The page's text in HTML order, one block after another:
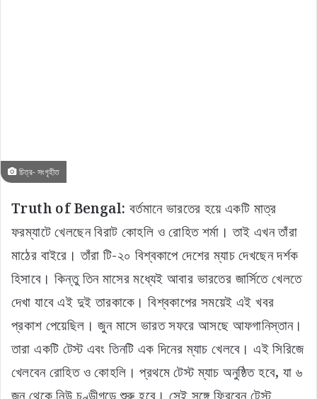
চিত্র- সংগৃহীত
Truth of Bengal: বর্তমানে ভারতের হয়ে একটি মাত্র
ফরম্যাটে খেলছেন বিরাট কোহলি ও রোহিত শর্মা। তাই এখন তাঁরা
মাঠের বাইরে। তাঁরা টি-২০ বিশ্বকাপে দেশের ম্যাচ দেখছেন দর্শক
হিসাবে। কিন্তু তিন মাসের মধ্যেই আবার ভারতের জার্সিতে খেলতে
দেখা যাবে এই দুই তারকাকে। বিশ্বকাপের সময়েই এই খবর
প্রকাশ পেয়েছিল। জুন মাসে ভারত সফরে আসছে আফগানিস্তান।
তারা একটি টেস্ট এবং তিনটি এক দিনের ম্যাচ খেলবে। এই সিরিজে
খেলবেন রোহিত ও কোহলি। প্রথমে টেস্ট ম্যাচ অনুষ্ঠিত হবে, যা ৬